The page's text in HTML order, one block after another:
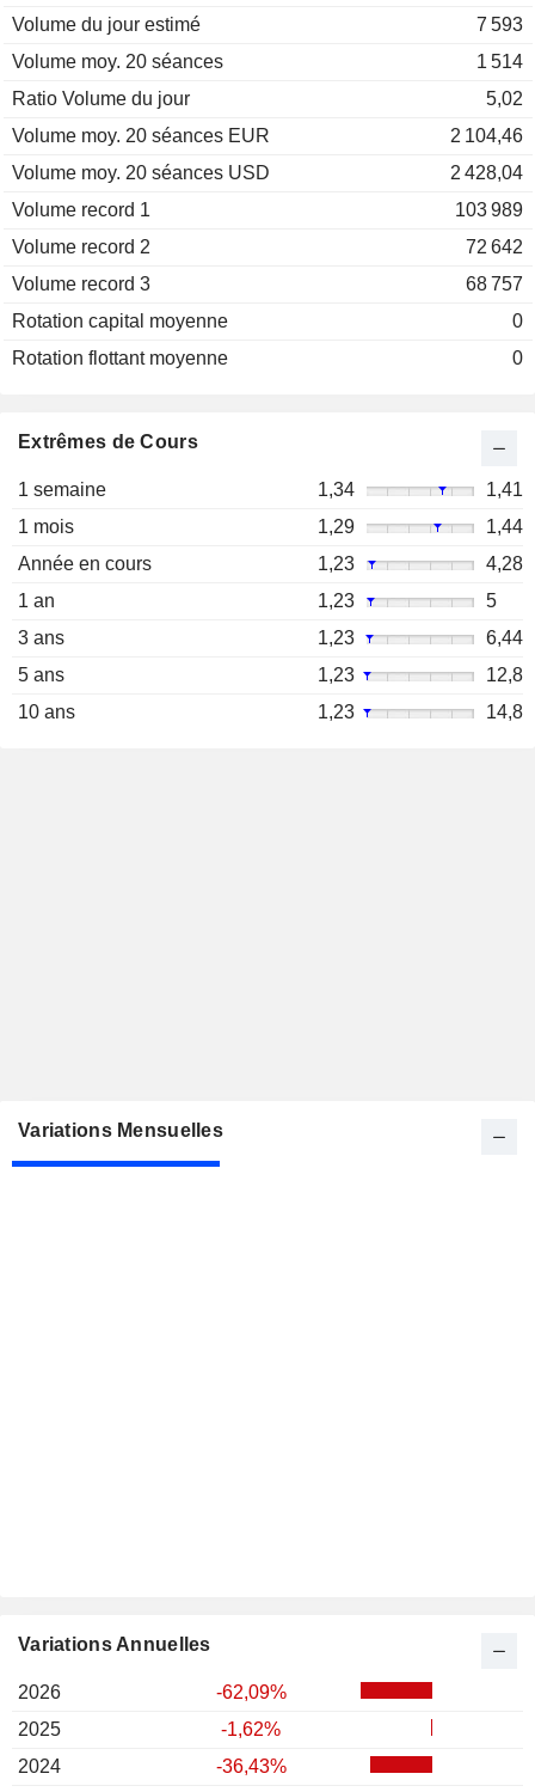
Volume du jour estimé
7 593
Volume moy. 20 séances
1 514
Ratio Volume du jour
5,02
Volume moy. 20 séances EUR
2 104,46
Volume moy. 20 séances USD
2 428,04
Volume record 1
103 989
Volume record 2
72 642
Volume record 3
68 757
Rotation capital moyenne
0
Rotation flottant moyenne
0
Extrêmes de Cours
1 semaine 1,34
1,41
1 mois
1,29
1,44
Année en cours
1,23
4,28
1 an
1,23
5
3 ans
1,23
6,44
5 ans
1,23
12,8
10 ans
1,23 14,8
Variations Mensuelles
Variations Annuelles
2026
-62,09%
2025
-1,62%
2024
-36,43%